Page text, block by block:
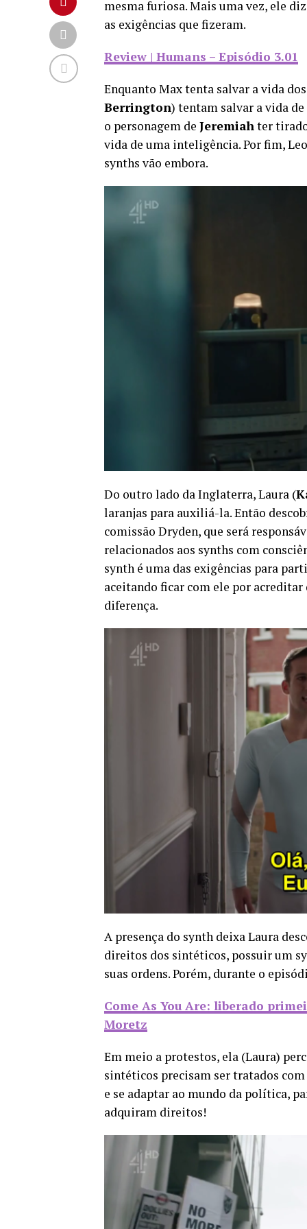
mesma furiosa. Mais uma vez, ele
as exigências que fizeram.
Review | Humans – Episódio 3.01
Enquanto Max tenta salvar a vida
Berrington) tentam salvar a vida de
o personagem de Jeremiahter
vida de uma inteligência. Por fim,
synths vão embora.
Do outro lado da Inglaterra, Laura (
laranjas para auxiliá-la. Então
comissão Dryden, que será
relacionados aos synths com
synth é uma das exigências para
aceitando ficar com ele por
diferença.
A presença do synth deixa Laura
direitos dos sintéticos, possuir um
suas ordens. Porém, durante o
Come As You Are: liberado
Moretz
Em meio a protestos, ela (Laura)
sintéticos precisam ser tratados
e se adaptar ao mundo da política,
adquiram direitos!